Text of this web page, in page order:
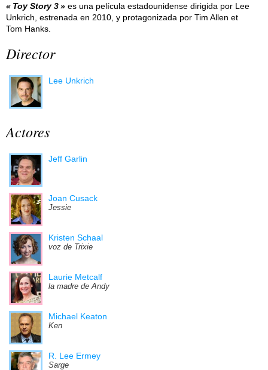
Toy Story 3
es una película estadounidense dirigida por Lee
Unkrich, estrenada en 2010, y protagonizada por Tim Allen et
Tom Hanks.
Director
Lee Unkrich
Actores
Jeff Garlin
Joan Cusack
Jessie
Kristen Schaal
voz de Trixie
Laurie Metcalf
la madre de Andy
Michael Keaton
Ken
R. Lee Ermey
Sarge